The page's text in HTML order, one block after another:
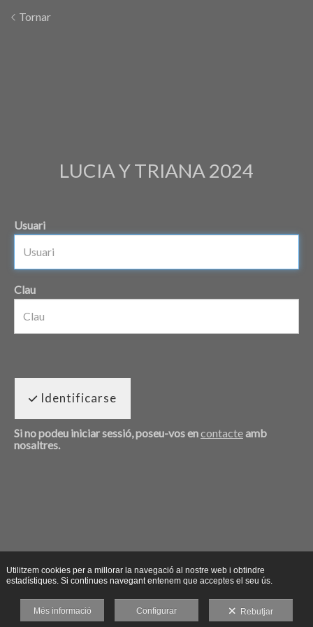
Tornar
LUCIA Y TRIANA 2024
Usuari
Clau
Identificarse
Si no podeu iniciar sessió, poseu-vos encontacteamb
nosaltres.
Utilitzem cookies per a millorar la navegació al nostre web i obtindre
estadístiques. Si continues navegant entenem que acceptes el seu ús.
Més informació Configurar Rebutjar